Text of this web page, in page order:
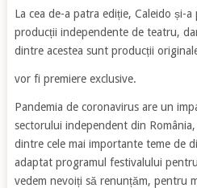
La cea de-a patra ediție, Caleido și-
producții independente de teatru,
dintre acestea sunt producții
vor fi premiere exclusive.
Pandemia de coronavirus are un
sectorului independent din
dintre cele mai importante teme de
adaptat programul festivalului
vedem nevoiți să renunțăm, pentru